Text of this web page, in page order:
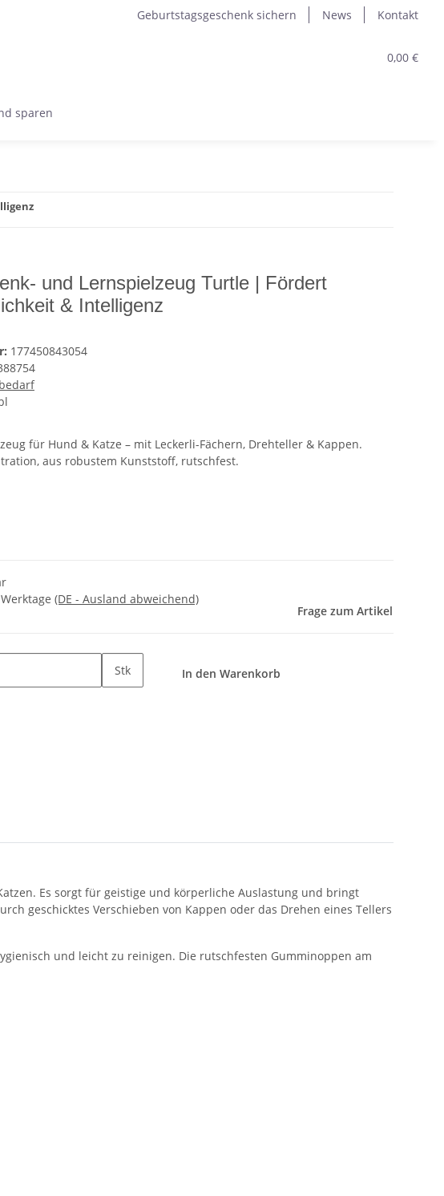
Geburtstagsgeschenk sichern News Kontakt
0,00 €
sparen
und Lernspielzeug Turtle | Fördert
& Intelligenz
177450843054
für Hund & Katze – mit Leckerli-Fächern, Drehteller & Kappen.
aus robustem Kunststoff, rutschfest.
(DE - Ausland abweichend)
Frage zum Artikel
Stk In den Warenkorb
Es sorgt für geistige und körperliche Auslastung und bringt
geschicktes Verschieben von Kappen oder das Drehen eines Tellers
und leicht zu reinigen. Die rutschfesten Gumminoppen am